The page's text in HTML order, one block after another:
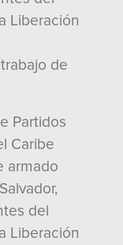
Liberación
de
Partidos
Caribe
armado
del
Liberación